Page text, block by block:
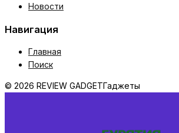
Новости
Навигация
Главная
Поиск
© 2026 REVIEW GADGETГаджеты